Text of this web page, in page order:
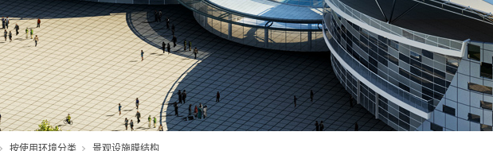
按使用环境分类 景观设施膜结构